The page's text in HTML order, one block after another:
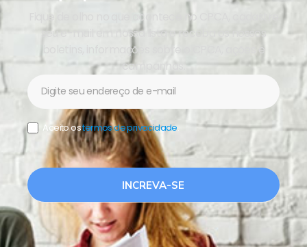
Fique de olho no que acontece no CPCA, cadastre
seu e-mail em nossa lista e receba os nossos
boletins, informações sobre o CPCA, ações e
campanhas.
Aceito ostermos de privacidade.
INCREVA-SE